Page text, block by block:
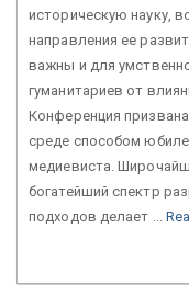
историческую науку,
направления ее
важны и для
гуманитариев от
Конференция
среде способом
медиевиста.
богатейший спектр
подходов делает ...